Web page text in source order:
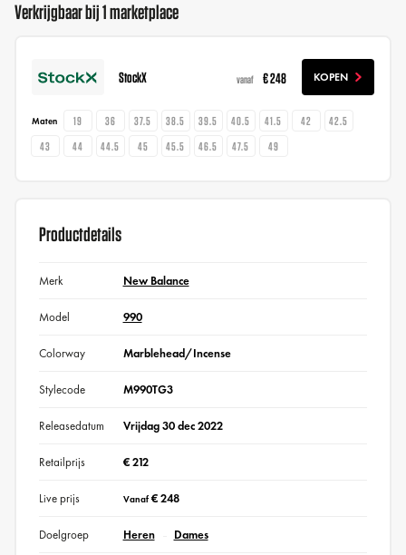
Verkrijgbaar bij 1 marketplace
StockX vanaf € 248 KOPEN
Maten 19 36 37.5 38.5 39.5 40.5 41.5 42
42.5
43
44 44.5 45 45.5 46.5 47.5 49
Productdetails
Merk New Balance
Model 990
Colorway Marblehead/Incense
Stylecode M990TG3
Releasedatum Vrijdag 30 dec 2022
Retailprijs € 212
Live prijs Vanaf€ 248
Doelgroep Heren Dames